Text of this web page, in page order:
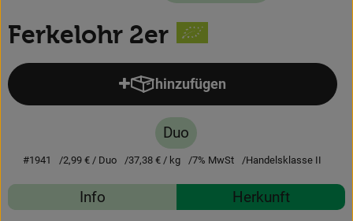
Freunde werben
Ferkelohr 2er
hinzufügen
Produkt zum Warenkorb
Duo
#1941 2,99 € / Duo 37,38 € / kg 7% MwSt Handelsklasse II
Rezepte
Info Herkunft